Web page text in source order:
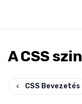
A CSS
CSS Bevezetés